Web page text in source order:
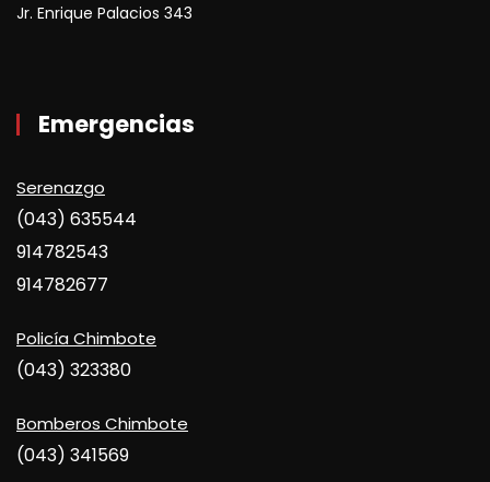
Jr. Enrique Palacios 343
Emergencias
Serenazgo
(043) 635544
914782543
914782677
Policía Chimbote
(043) 323380
Bomberos Chimbote
(043) 341569